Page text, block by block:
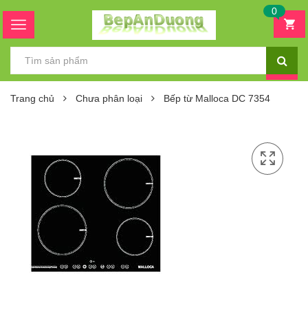
0
Trang chủ Chưa phân loại Bếp từ Malloca DC 7354